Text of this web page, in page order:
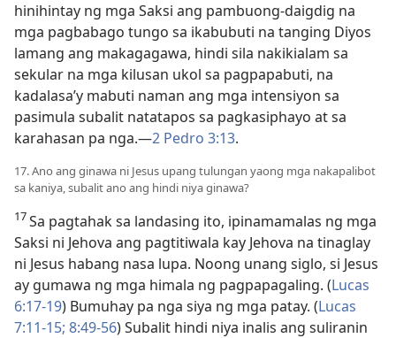
hinihintay ng mga Saksi ang pambuong-daigdig na
mga pagbabago tungo sa ikabubuti na tanging Diyos
lamang ang makagagawa, hindi sila nakikialam sa
sekular na mga kilusan ukol sa pagpapabuti, na
kadalasa’y mabuti naman ang mga intensiyon sa
pasimula subalit natatapos sa pagkasiphayo at sa
karahasan pa nga.​—2 Pedro 3:13.
17. Ano ang ginawa ni Jesus upang tulungan yaong mga nakapalibot
sa kaniya, subalit ano ang hindi niya ginawa?
17Sa pagtahak sa landasing ito, ipinamamalas ng mga
Saksi ni Jehova ang pagtitiwala kay Jehova na tinaglay
ni Jesus habang nasa lupa. Noong unang siglo, si Jesus
ay gumawa ng mga himala ng pagpapagaling. (Lucas
6:17-19) Bumuhay pa nga siya ng mga patay. (Lucas
7:11-15; 8:49-56) Subalit hindi niya inalis ang suliranin